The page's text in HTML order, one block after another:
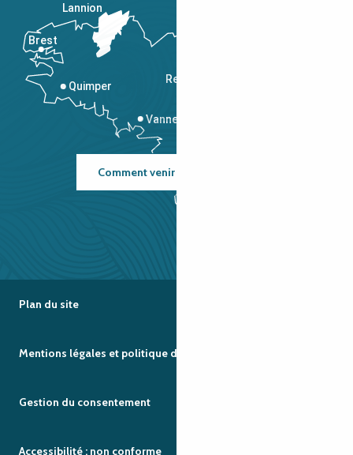
Rennes
Vannes
Quimper
Lannion
Brest
Comment venir ?
Plan du site
Mentions légales et politique de confidentialité
Gestion du consentement
Accessibilité : non conforme